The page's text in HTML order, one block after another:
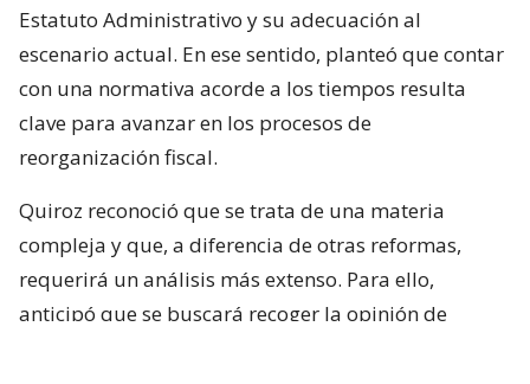
Estatuto Administrativo y su adecuación al
escenario actual. En ese sentido, planteó que contar
con una normativa acorde a los tiempos resulta
clave para avanzar en los procesos de
reorganización fiscal.
Quiroz reconoció que se trata de una materia
compleja y que, a diferencia de otras reformas,
requerirá un análisis más extenso. Para ello,
anticipó que se buscará recoger la opinión de